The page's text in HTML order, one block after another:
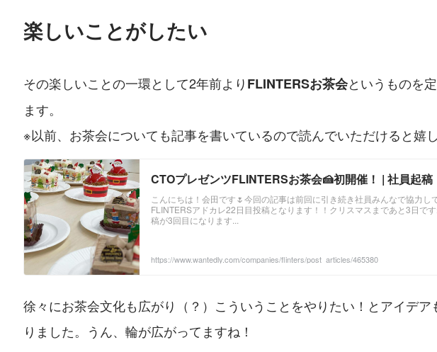
楽しいことがしたい
その楽しいことの一環として2年前よりFLINTERSお茶会というものを
ます。
※以前、お茶会についても記事を書いているので読んでいただけると嬉
CTOプレゼンツFLINTERSお茶会🍰初開催！ | 社員起稿
こんにちは！会田です🌷今回の記事は前回に引き続き社員みんなで協力し
FLINTERSアドカレ22日目投稿となります！！クリスマスまであと3日で
稿が3回目になります...
https://www.wantedly.com/companies/flinters/post_articles/465380
徐々にお茶会文化も広がり（？）こういうことをやりたい！とアイデア
りました。うん、輪が広がってますね！